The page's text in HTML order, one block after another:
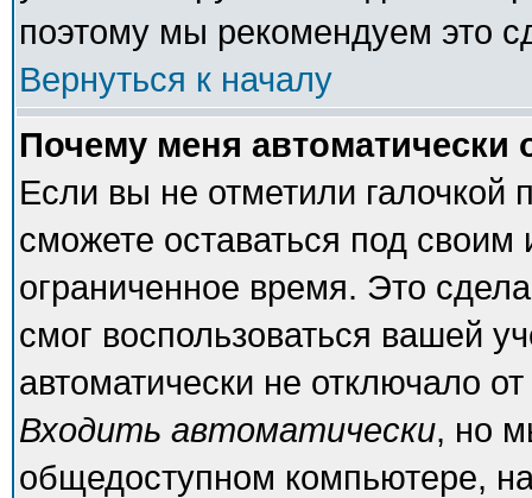
поэтому мы рекомендуем это
Вернуться к началу
Почему меня автоматически
Если вы не отметили галочкой
сможете оставаться под
ограниченное время. Это
смог воспользоваться вашей
автоматически не отключало
Входить автоматически, но
общедоступном компьютере,